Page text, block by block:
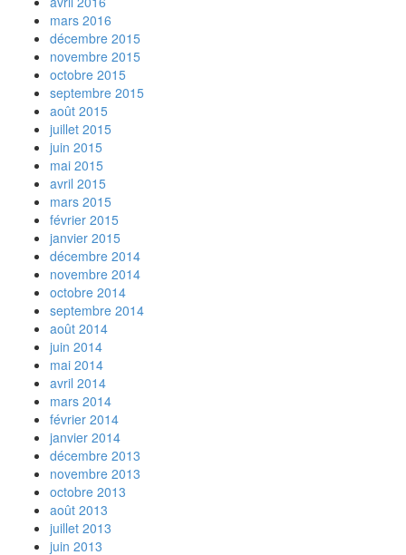
mars 2016
décembre 2015
novembre 2015
octobre 2015
septembre 2015
août 2015
juillet 2015
juin 2015
mai 2015
avril 2015
mars 2015
février 2015
janvier 2015
décembre 2014
novembre 2014
octobre 2014
septembre 2014
août 2014
juin 2014
mai 2014
avril 2014
mars 2014
février 2014
janvier 2014
décembre 2013
novembre 2013
octobre 2013
août 2013
juillet 2013
juin 2013